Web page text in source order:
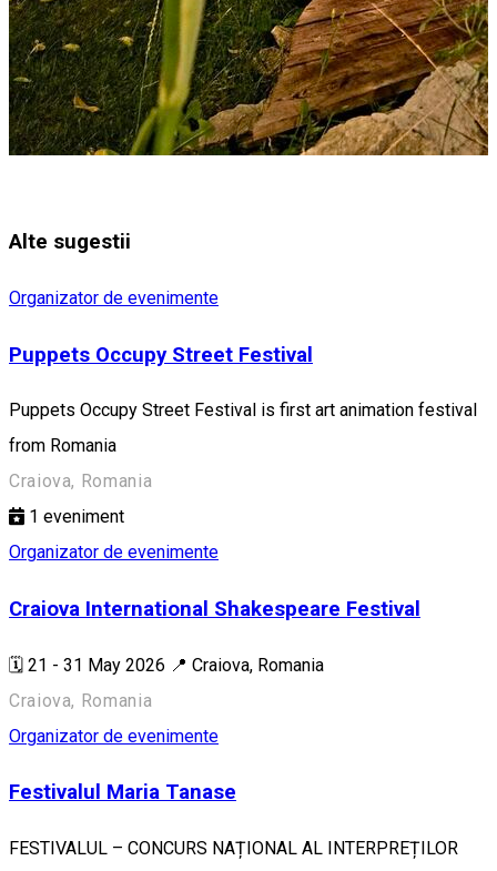
Alte sugestii
Organizator de evenimente
Puppets Occupy Street Festival
Puppets Occupy Street Festival is first art animation festival
from Romania
Craiova, Romania
1 eveniment
Organizator de evenimente
Craiova International Shakespeare Festival
🗓️ 21 - 31 May 2026 📍 Craiova, Romania
Craiova, Romania
Organizator de evenimente
Festivalul Maria Tanase
FESTIVALUL – CONCURS NAȚIONAL AL INTERPREȚILOR